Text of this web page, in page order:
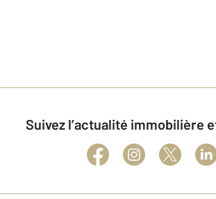
Suivez l’actualité immobilière